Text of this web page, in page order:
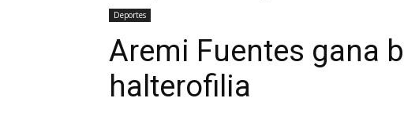
Deportes
Aremi Fuentes gana
halterofilia